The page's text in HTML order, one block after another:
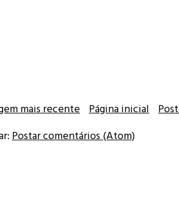
mais recente Página inicial
Postar comentários (Atom)